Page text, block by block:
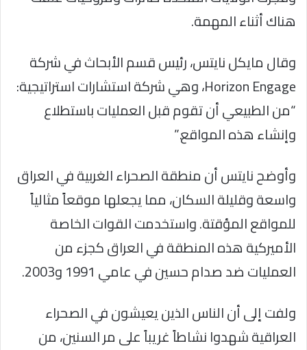
هناك أثناء المهمة.
وقال مايكل نايتس، رئيس قسم الأبحاث في شركة
Horizon Engage، وهي شركة استشارات استراتيجية:
“من الطبيعي أن تقوم قبل العمليات باستطلاع
وإنشاء هذه المواقع.”
وأوضح نايتس أن منطقة الصحراء الغربية في العراق
واسعة وقليلة السكان، مما يجعلها موقعاً مثالياً
للمواقع المؤقتة. واستخدمت القوات الخاصة
الأميركية هذه المنطقة في العراق كجزء من
العمليات ضد صدام حسين في عامي 1991 و2003.
ولفت إلى أن الناس الذين يعيشون في الصحراء
العراقية شهدوا نشاطاً غريباً على مر السنين، من